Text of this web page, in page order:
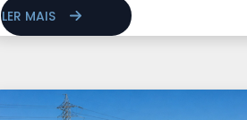
LER MAIS